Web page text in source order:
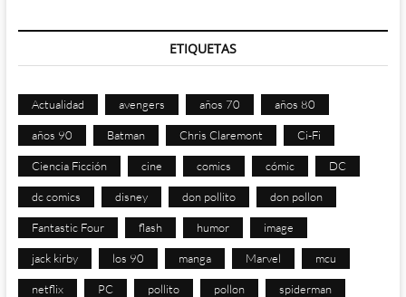
ETIQUETAS
Actualidad avengers años 70 años 80
años 90 Batman Chris Claremont Ci-Fi
Ciencia Ficción cine comics cómic DC
dc comics disney don pollito don pollon
Fantastic Four flash humor image
jack kirby los 90 manga Marvel mcu
netflix PC pollito pollon spiderman